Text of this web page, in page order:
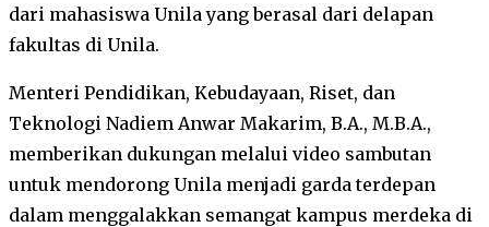
dari mahasiswa Unila yang berasal dari delapan
fakultas di Unila.
Menteri Pendidikan, Kebudayaan, Riset, dan
Teknologi Nadiem Anwar Makarim, B.A., M.B.A.,
memberikan dukungan melalui video sambutan
untuk mendorong Unila menjadi garda terdepan
dalam menggalakkan semangat kampus merdeka di